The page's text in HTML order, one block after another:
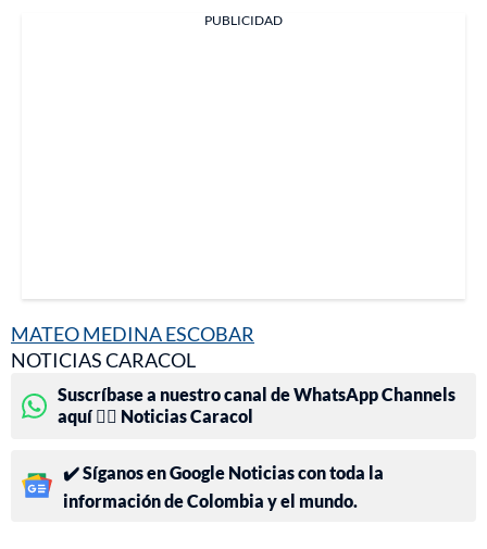
PUBLICIDAD
MATEO MEDINA ESCOBAR
NOTICIAS CARACOL
Suscríbase a nuestro canal de WhatsApp Channels
aquí 👉🏻 Noticias Caracol
✔️ Síganos en Google Noticias con toda la
información de Colombia y el mundo.